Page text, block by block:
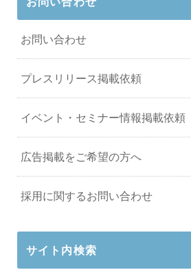
お問い合わせ
プレスリリース掲載依頼
イベント・セミナー情報掲載依頼
広告掲載をご希望の方へ
採用に関するお問い合わせ
サイト内検索